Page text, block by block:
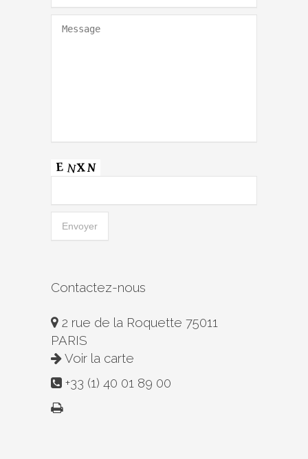
Contactez-nous
2 rue de la Roquette 75011
PARIS
Voir la carte
+33 (1) 40 01 89 00